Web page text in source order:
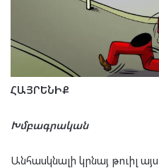
ՀԱՅՐԵՆԻՔ
Խմբագրական
Անհասկնալի կրնայ թուիլ